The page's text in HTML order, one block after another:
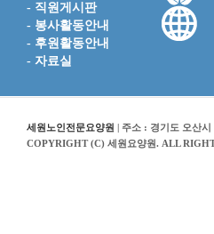
- 직원게시판
- 봉사활동안내
- 후원활동안내
- 자료실
세원노인전문요양원 | 주소 : 경기도 오산
COPYRIGHT (C) 세원요양원. ALL